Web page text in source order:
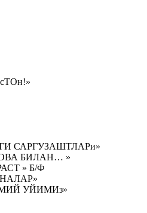
САРГУЗАШТЛАРи»
БИЛАН… »
» Б/Ф
УЙИМИз»